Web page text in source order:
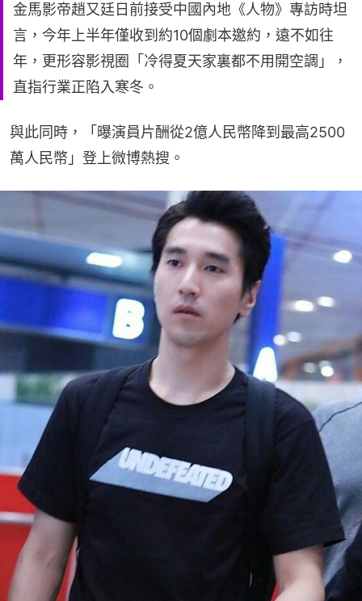
金馬影帝趙又廷日前接受中國內地《人物》專訪時坦
言，今年上半年僅收到約10個劇本邀約，遠不如往
年，更形容影視圈「冷得夏天家裏都不用開空調」，
直指行業正陷入寒冬。
與此同時，「曝演員片酬從2億人民幣降到最高2500
萬人民幣」登上微博熱搜。